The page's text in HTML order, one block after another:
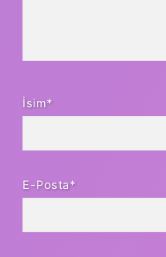
İsim*
E-Posta*